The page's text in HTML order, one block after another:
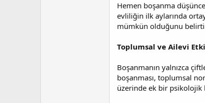
Hemen boşanma
evliliğin ilk aylarında
mümkün olduğunu
Toplumsal ve Ailevi
Boşanmanın yalnızca
boşanması, toplumsal
üzerinde ek bir psikolojik